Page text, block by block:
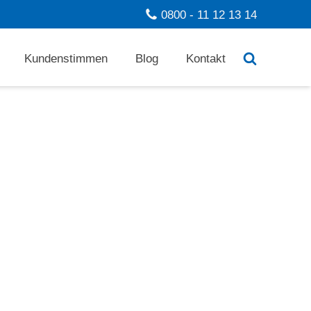
0800 - 11 12 13 14
Kundenstimmen Blog Kontakt